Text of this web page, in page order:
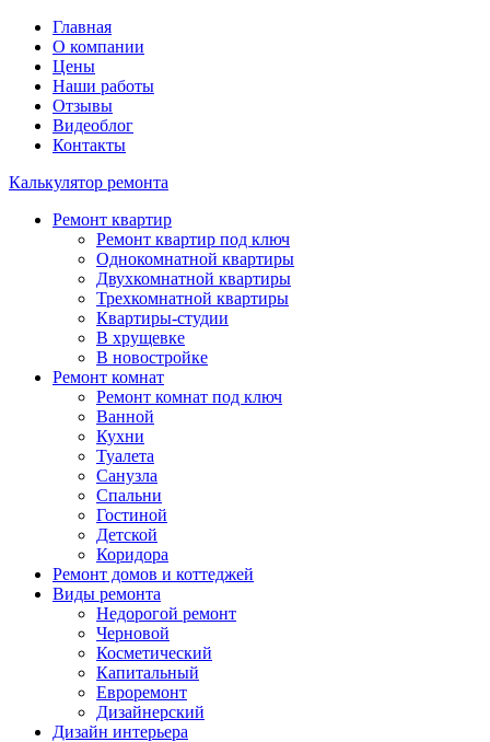
Главная
О компании
Цены
Наши работы
Отзывы
Видеоблог
Контакты
Калькулятор ремонта
Ремонт квартир
Ремонт квартир под ключ
Однокомнатной квартиры
Двухкомнатной квартиры
Трехкомнатной квартиры
Квартиры-студии
В хрущевке
В новостройке
Ремонт комнат
Ремонт комнат под ключ
Ванной
Кухни
Туалета
Санузла
Спальни
Гостиной
Детской
Коридора
Ремонт домов и коттеджей
Виды ремонта
Недорогой ремонт
Черновой
Косметический
Капитальный
Евроремонт
Дизайнерский
Дизайн интерьера